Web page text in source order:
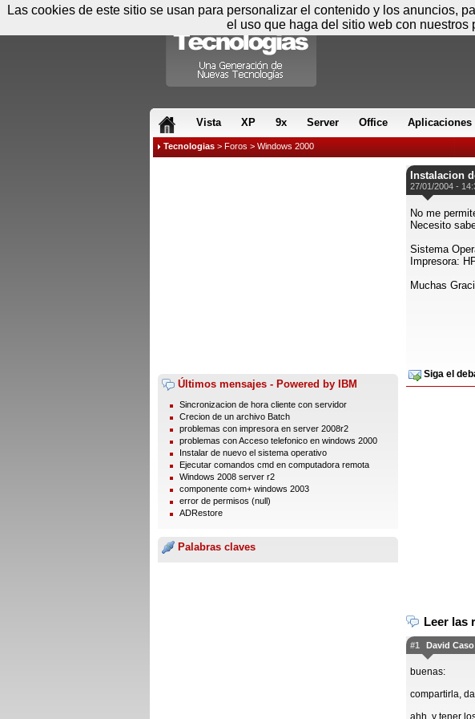
Vista XP 9x Server Office Aplicaciones
Tecnologias > Foros > Windows 2000
Últimos mensajes - Powered by IBM
Sincronizacion de hora cliente con servidor
Crecion de un archivo Batch
problemas con impresora en server 2008r2
problemas con Acceso telefonico en windows 2000
Instalar de nuevo el sistema operativo
Ejecutar comandos cmd en computadora remota
Windows 2008 server r2
componente com+ windows 2003
error de permisos (null)
ADRestore
Palabras claves
Instalacion
27/01/2004 -
No me
Necesito
Sistema
Impresora:
Muchas
Siga el
Leer las
#1 David Caso
buenas:
compartirla,
ahh, y tener
Las cookies de este sitio se usan para personalizar el contenido y los anuncios,
el uso que haga del sitio web con